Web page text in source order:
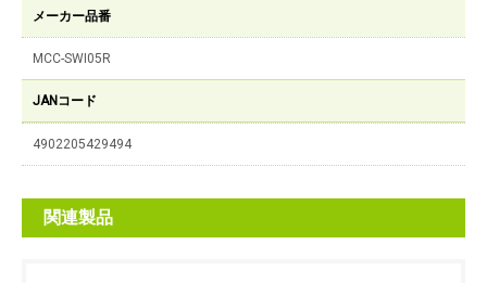
メーカー品番
MCC-SWI05R
JANコード
4902205429494
関連製品